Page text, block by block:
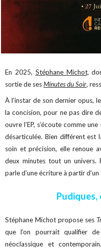
En 2025, Stéphane Michot,
sortie de sesMinutes du Soir,
À l’instar de son dernier opus,
la concision, pour ne pas dire
ouvre l’EP, s’écoute comme
désarticulée. Bien différent est
soin et précision, elle renoue
deux minutes tout un
parle d’une écriture à partir d’un
Stéphane Michot propose ses
que l’on pourrait qualifier
néoclassique et